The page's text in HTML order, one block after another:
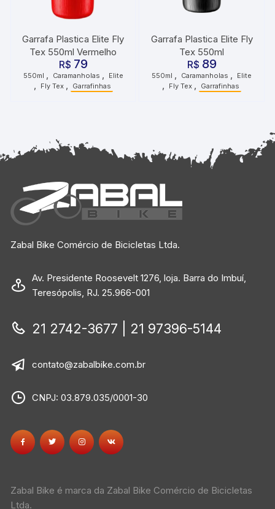
Garrafa Plastica Elite Fly
Tex 550ml Vermelho
R$ 79
550ml Caramanholas Elite
Fly Tex Garrafinhas
Garrafa Plastica Elite Fly
Tex 550ml
R$ 89
550ml Caramanholas Elite
Fly Tex Garrafinhas
Zabal Bike Comércio de Bicicletas Ltda.
Av. Presidente Roosevelt 1276, loja. Barra do Imbuí,
Teresópolis, RJ. 25.966-001
21 2742-3677 | 21 97396-5144
contato@zabalbike.com.br
CNPJ: 03.879.035/0001-30
Zabal Bike é marca da Zabal Bike Comércio de Bicicletas
Ltda.